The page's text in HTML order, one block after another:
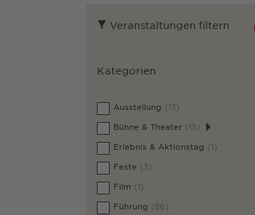
Veranstaltungen filtern
Kategorien
Ausstellung (13)
Bühne & Theater (15)
Erlebnis & Aktionstag (1)
Feste (3)
Film (1)
Führung (86)